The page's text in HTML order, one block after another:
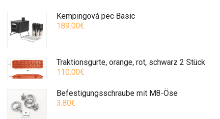
Kempingová pec Basic
189.00€
Traktionsgurte, orange, rot, schwarz 2 Stück
110.00€
Befestigungsschraube mit M8-Öse
3.80€